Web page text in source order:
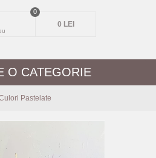
0
0 LEI
O CATEGORIE
Pastelate